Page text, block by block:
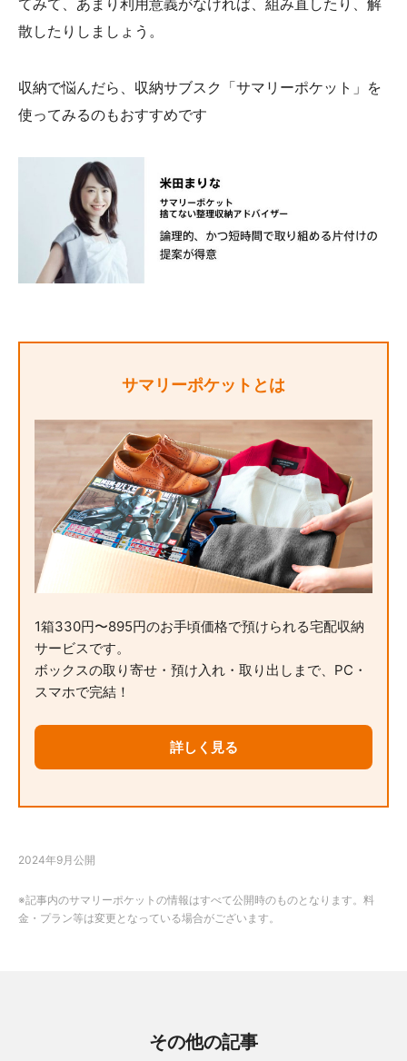
てみて、あまり利用意義がなければ、組み直したり、解
散したりしましょう。
収納で悩んだら、収納サブスク「サマリーポケット」を
使ってみるのもおすすめです
サマリーポケットとは
1箱330円〜895円のお手頃価格で預けられる宅配収納
サービスです。
ボックスの取り寄せ・預け入れ・取り出しまで、PC・
スマホで完結！
詳しく見る
2024年9月公開
※記事内のサマリーポケットの情報はすべて公開時のものとなります。料
金・プラン等は変更となっている場合がございます。
その他の記事